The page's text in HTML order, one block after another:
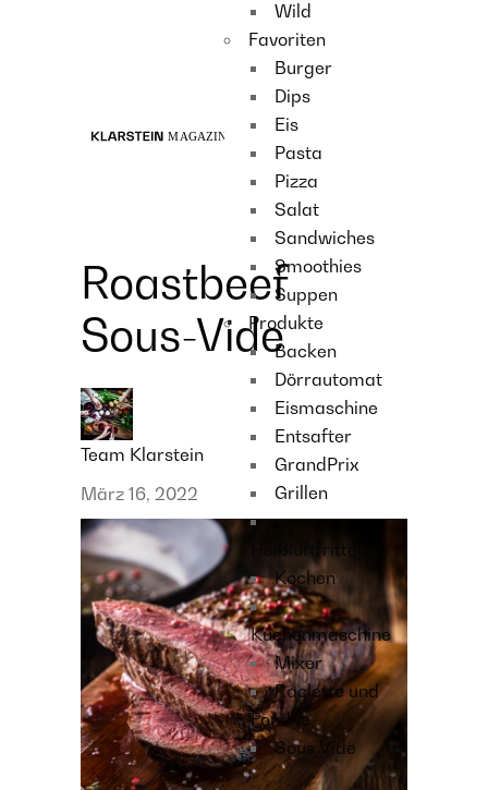
Wild
Favoriten
Burger
Dips
Eis
Pasta
Pizza
Salat
Sandwiches
Smoothies
Suppen
Produkte
Backen
Dörrautomat
Eismaschine
Entsafter
GrandPrix
Grillen
Heißluftfritteuse
Kochen
Küchenmaschine
Mixer
Raclette und
Fondue
Sous Vide
Roastbeef
Sous-Vide
Team Klarstein
März 16, 2022